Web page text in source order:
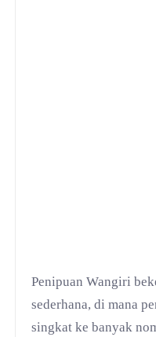
Penipuan Wangiri
sederhana, di mana
singkat ke banyak